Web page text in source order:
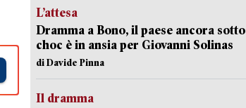
L’attesa
Dramma a Bono, il paese ancora sotto
choc è in ansia per Giovanni Solinas
di Davide Pinna
Il dramma